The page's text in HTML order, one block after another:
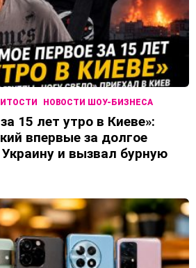
НОВОСТИ ШОУ-БИЗНЕСА
15 лет утро в Киеве»:
впервые за долгое
и вызвал бурную